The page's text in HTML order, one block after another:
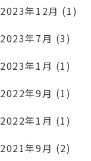
2023年12月 (1)
2023年7月 (3)
2023年1月 (1)
2022年9月 (1)
2022年1月 (1)
2021年9月 (2)